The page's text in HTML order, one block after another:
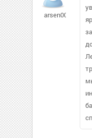
arsen00794950